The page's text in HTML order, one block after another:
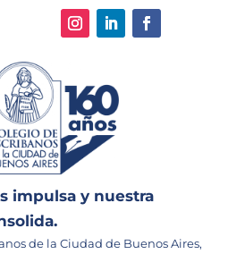
impulsa y nuestra
de la Ciudad de Buenos Aires,